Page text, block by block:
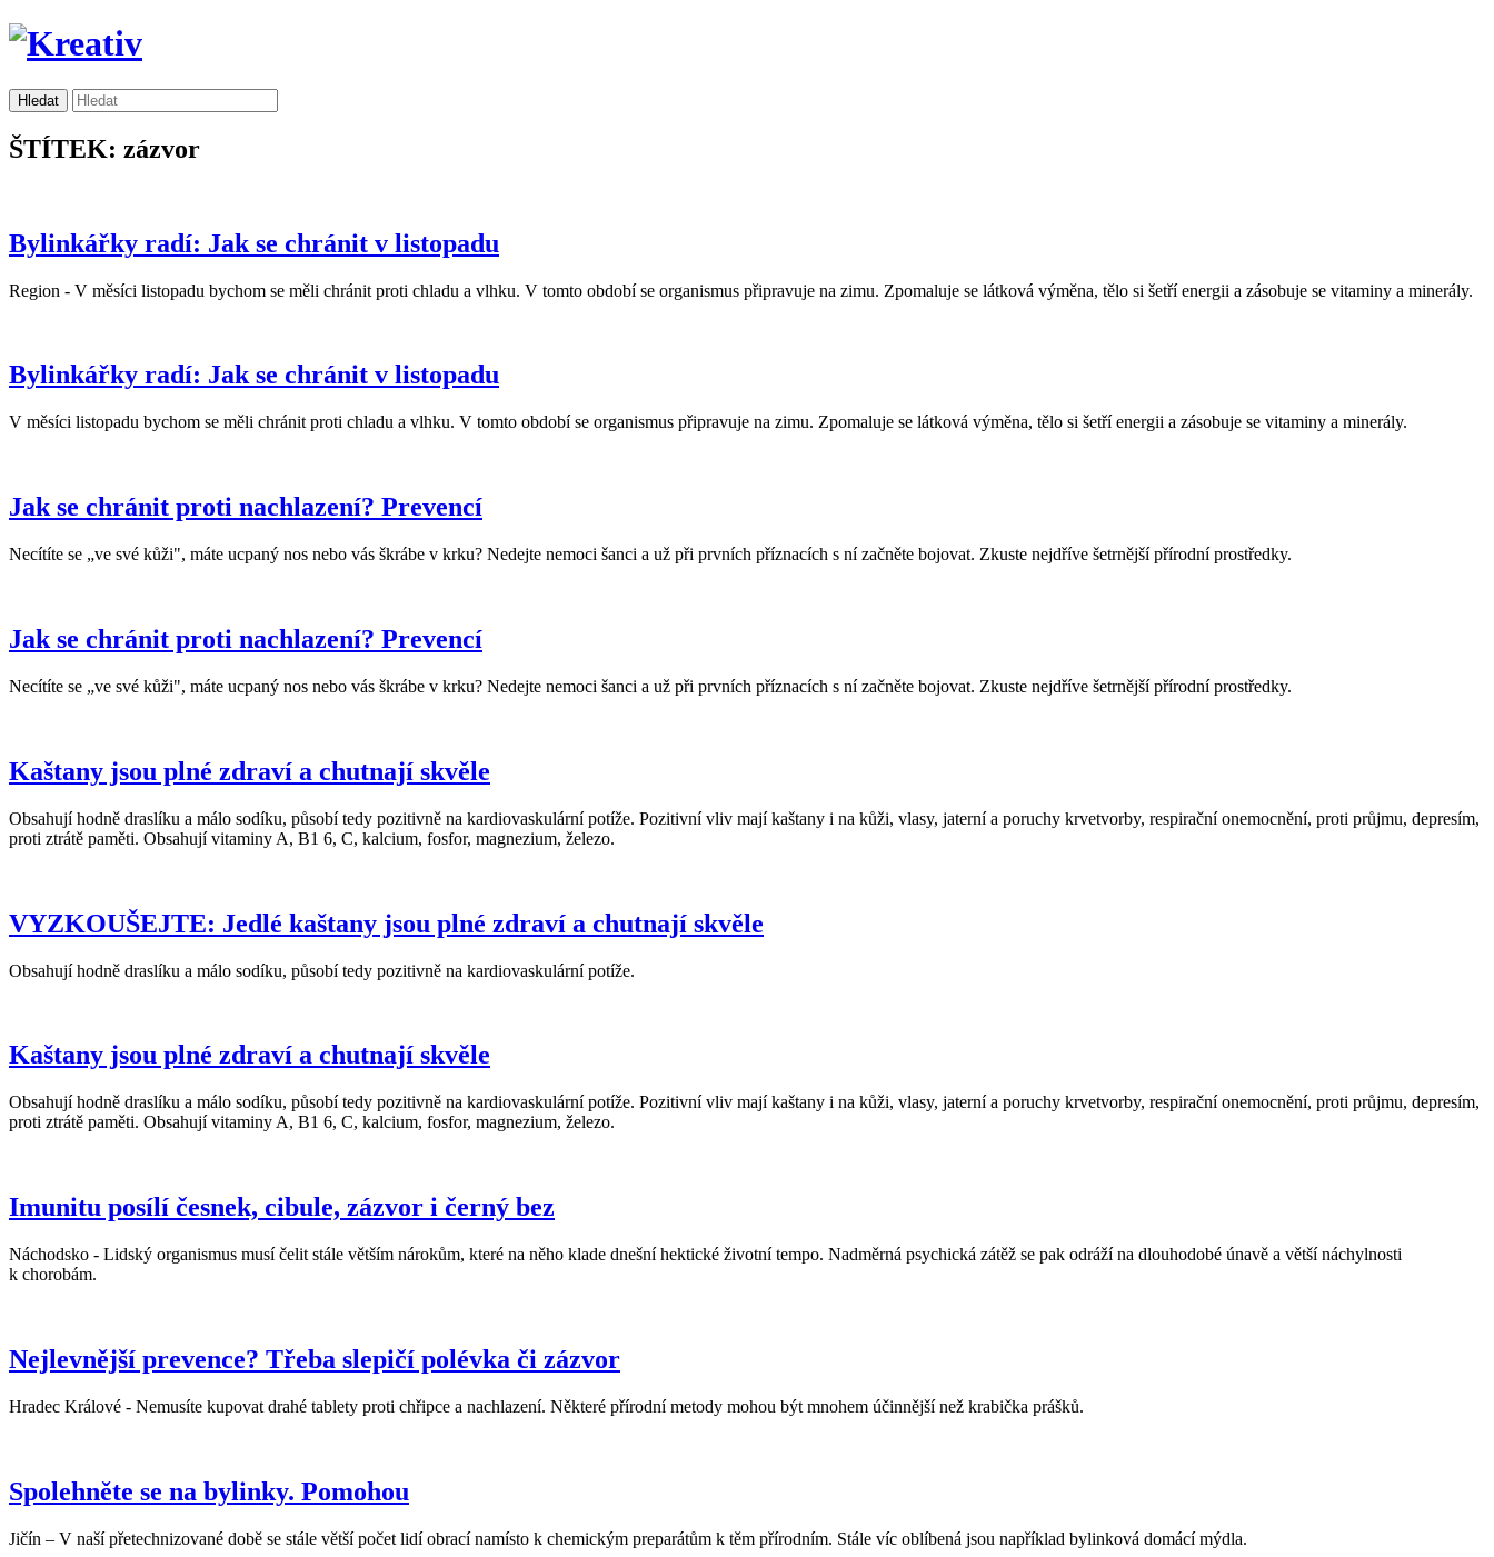
ŠTÍTEK: zázvor
Bylinkářky radí: Jak se chránit v listopadu
Region - V měsíci listopadu bychom se měli chránit proti chladu a vlhku. V tomto období se organismus připravuje na zimu. Zpomaluje se látková výměna, tělo si šetří energii a zásobuje se vitaminy a minerály.
Bylinkářky radí: Jak se chránit v listopadu
V měsíci listopadu bychom se měli chránit proti chladu a vlhku. V tomto období se organismus připravuje na zimu. Zpomaluje se látková výměna, tělo si šetří energii a zásobuje se vitaminy a minerály.
Jak se chránit proti nachlazení? Prevencí
Necítíte se „ve své kůži", máte ucpaný nos nebo vás škrábe v krku? Nedejte nemoci šanci a už při prvních příznacích s ní začněte bojovat. Zkuste nejdříve šetrnější přírodní prostředky.
Jak se chránit proti nachlazení? Prevencí
Necítíte se „ve své kůži", máte ucpaný nos nebo vás škrábe v krku? Nedejte nemoci šanci a už při prvních příznacích s ní začněte bojovat. Zkuste nejdříve šetrnější přírodní prostředky.
Kaštany jsou plné zdraví a chutnají skvěle
Obsahují hodně draslíku a málo sodíku, působí tedy pozitivně na kardiovaskulární potíže. Pozitivní vliv mají kaštany i na kůži, vlasy, jaterní a poruchy krvetvorby, respirační onemocnění, proti průjmu, depresím,
proti ztrátě paměti. Obsahují vitaminy A, B1 6, C, kalcium, fosfor, magnezium, železo.
VYZKOUŠEJTE: Jedlé kaštany jsou plné zdraví a chutnají skvěle
Obsahují hodně draslíku a málo sodíku, působí tedy pozitivně na kardiovaskulární potíže.
Kaštany jsou plné zdraví a chutnají skvěle
Obsahují hodně draslíku a málo sodíku, působí tedy pozitivně na kardiovaskulární potíže. Pozitivní vliv mají kaštany i na kůži, vlasy, jaterní a poruchy krvetvorby, respirační onemocnění, proti průjmu, depresím,
proti ztrátě paměti. Obsahují vitaminy A, B1 6, C, kalcium, fosfor, magnezium, železo.
Imunitu posílí česnek, cibule, zázvor i černý bez
Náchodsko - Lidský organismus musí čelit stále větším nárokům, které na něho klade dnešní hektické životní tempo. Nadměrná psychická zátěž se pak odráží na dlouhodobé únavě a větší náchylnosti
k chorobám.
Nejlevnější prevence? Třeba slepičí polévka či zázvor
Hradec Králové - Nemusíte kupovat drahé tablety proti chřipce a nachlazení. Některé přírodní metody mohou být mnohem účinnější než krabička prášků.
Spolehněte se na bylinky. Pomohou
Jičín – V naší přetechnizované době se stále větší počet lidí obrací namísto k chemickým preparátům k těm přírodním. Stále víc oblíbená jsou například bylinková domácí mýdla.